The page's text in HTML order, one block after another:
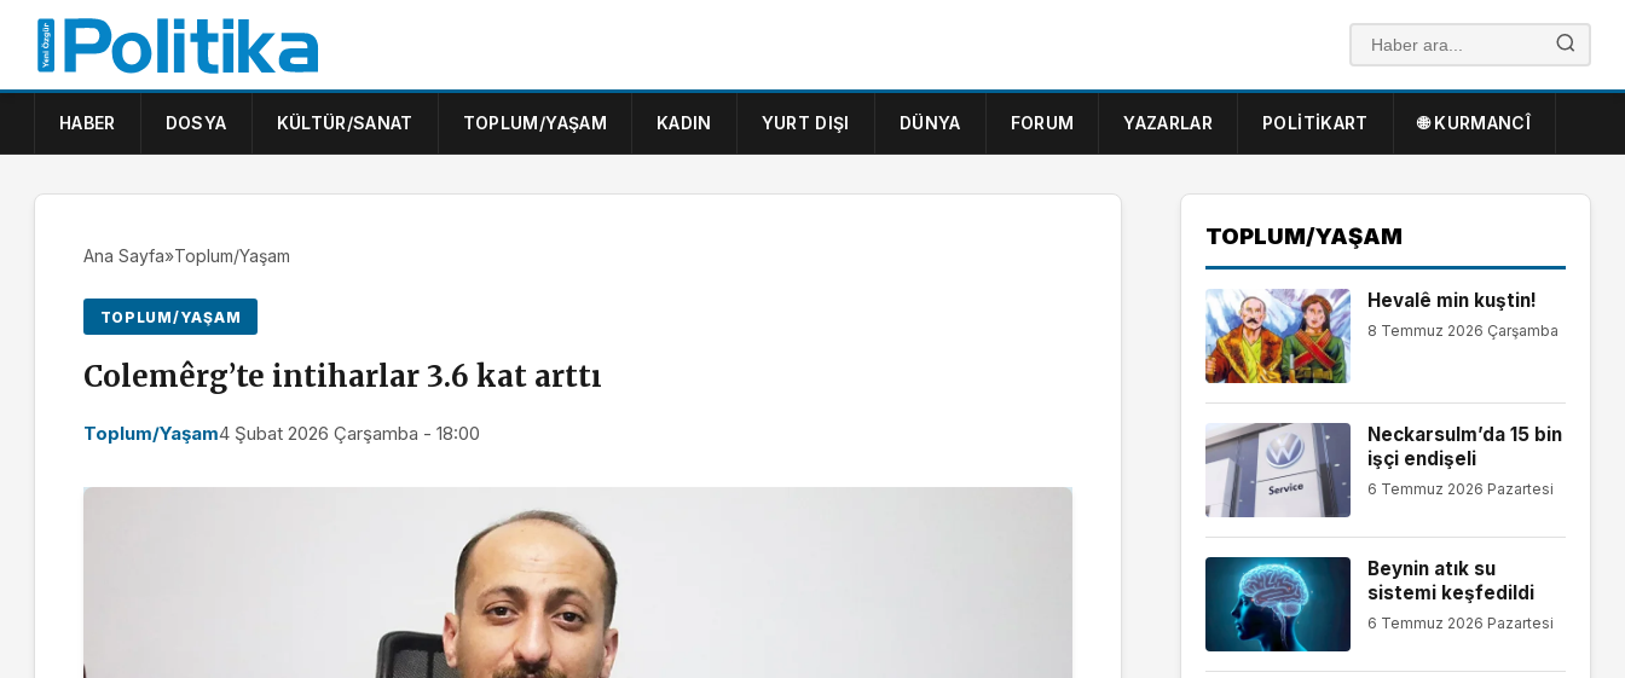
HABER DOSYA KÜLTÜR/SANAT TOPLUM/YAŞAM KADIN YURT DIŞI DÜNYA FORUM YAZARLAR POLITIKART 🌐 KURMANCÎ
Ana Sayfa»Toplum/Yaşam
TOPLUM/YAŞAM
Colemêrg’te intiharlar 3.6 kat arttı
Toplum/Yaşam4 Şubat 2026 Çarşamba - 18:00
TOPLUM/YAŞAM
Hevalê min kuştin!
8 Temmuz 2026 Çarşamba
Neckarsulm’da 15 bin
işçi endişeli
6 Temmuz 2026 Pazartesi
Beynin atık su
sistemi keşfedildi
6 Temmuz 2026 Pazartesi